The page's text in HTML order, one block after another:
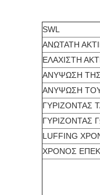
SWL
ΑΝΩΤΑΤΗ
ΕΛΑΧΙΣΤΗ
ΑΝΥΨΩΣΗ
ΑΝΥΨΩΣΗ
ΓΥΡΙΖΟΝΤΑΣ
ΓΥΡΙΖΟΝΤΑΣ
LUFFING
ΧΡΟΝΟΣ